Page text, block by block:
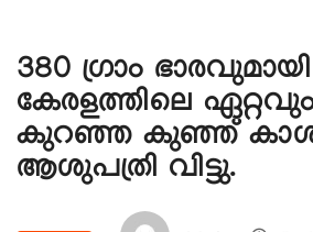
380 ഗ്രാം
കേരളത്തിലെ ഏറ്റവും
കുറഞ്ഞ കുഞ്ഞ്
ആശുപത്രി വിട്ടു.